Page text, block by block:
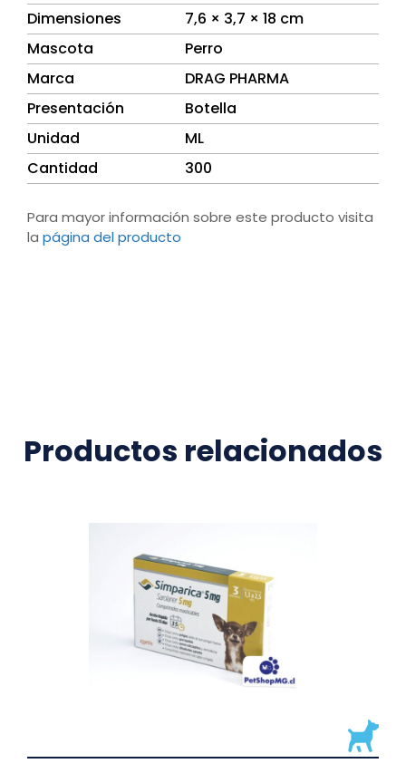
Dimensiones
7,6 × 3,7 × 18 cm
Mascota
Perro
Marca
DRAG PHARMA
Presentación
Botella
Unidad
ML
Cantidad
300
Para mayor información sobre este producto visita
la página del producto
Productos relacionados